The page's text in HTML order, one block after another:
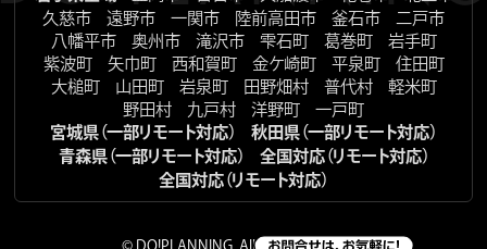
久慈市
遠野市 一関市 陸前高田市 釜石市
二戸市
八幡平市
奥州市 滝沢市 雫石町 葛巻町
岩手町
紫波町
矢巾町 西和賀町 金ケ崎町 平泉町
住田町
大槌町
山田町 岩泉町 田野畑村 普代村
軽米町
野田村
九戸村 洋野町 一戸町
宮城県（一部リモート対応）
秋田県（一部リモート対応）
青森県（一部リモート対応）
全国対応（リモート対応）
全国対応（リモート対応）
© DO!PLANNING. All Rights Reserved.